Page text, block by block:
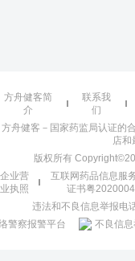
方舟健客简
介
联系我
们
方舟健客－国家药监局认证的
店和
版权所有
企业营
业执照
互联网药品信息服
证书粤
违法和不良信息举报电